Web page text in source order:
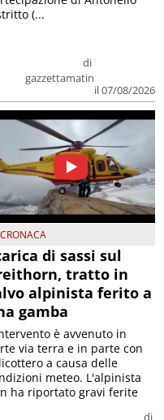
di
gazzettamatin
il 07/08/2026
(...
CRONACA
di sassi sul
tratto in
alpinista ferito a
gamba
di
è avvenuto in
via terra e in parte con
a causa delle
meteo. L'alpinista
ha riportato gravi ferite